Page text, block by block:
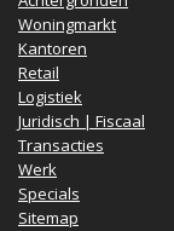
Woningmarkt
Kantoren
Retail
Logistiek
Juridisch | Fiscaal
Transacties
Werk
Specials
Sitemap